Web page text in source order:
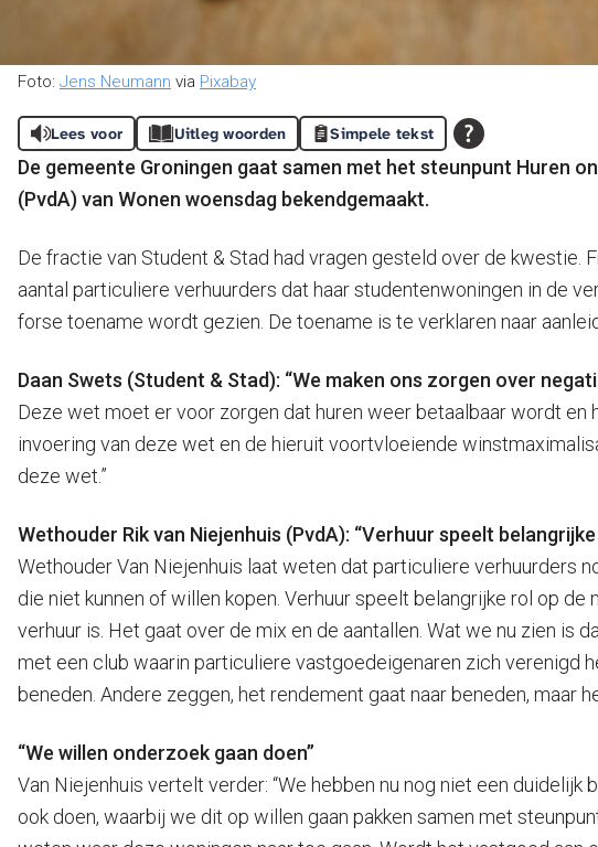
Foto: Jens Neumann via Pixabay
Lees voor Uitleg woorden Simpele tekst
De gemeente Groningen gaat samen met het steunpunt Huren
(PvdA) van Wonen woensdag bekendgemaakt.
De fractie van Student & Stad had vragen gesteld over de kwestie.
aantal particuliere verhuurders dat haar studentenwoningen in de
forse toename wordt gezien. De toename is te verklaren naar
Daan Swets (Student & Stad): “We maken ons zorgen over
Deze wet moet er voor zorgen dat huren weer betaalbaar wordt
invoering van deze wet en de hieruit voortvloeiende
deze wet.”
Wethouder Rik van Niejenhuis (PvdA): “Verhuur speelt
Wethouder Van Niejenhuis laat weten dat particuliere verhuurders
die niet kunnen of willen kopen. Verhuur speelt belangrijke rol op
verhuur is. Het gaat over de mix en de aantallen. Wat we nu zien is
met een club waarin particuliere vastgoedeigenaren zich verenigd
beneden. Andere zeggen, het rendement gaat naar beneden, maar
“We willen onderzoek gaan doen”
Van Niejenhuis vertelt verder: “We hebben nu nog niet een
ook doen, waarbij we dit op willen gaan pakken samen met